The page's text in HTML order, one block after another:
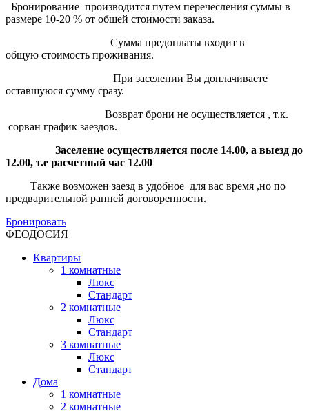
Бронирование производится путем перечесления суммы в
размере 10-20 % от общей стоимости заказа.
Сумма предоплаты входит в
общую стоимость проживания.
При заселении Вы доплачиваете
оставшуюся сумму сразу.
Возврат брони не осуществляется , т.к.
сорван график заездов.
Заселение осуществляется после 14.00, а выезд до
12.00, т.е расчетный час 12.00
Также возможен заезд в удобное для вас время ,но по
предварительной ранней договоренности.
Бронировать
ФЕОДОСИЯ
Квартиры
1 комнатные
Люкс
Стандарт
2 комнатные
Люкс
Стандарт
3 комнатные
Люкс
Стандарт
Дома
1 комнатные
2 комнатные